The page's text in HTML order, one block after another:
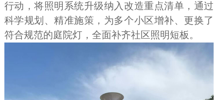
行动，将照明系统升级纳入改造重点清单，通过
科学规划、精准施策，为多个小区增补、更换了
符合规范的庭院灯，全面补齐社区照明短板。